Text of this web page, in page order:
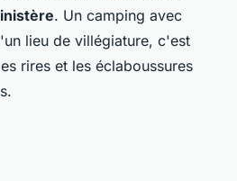
. Un camping avec
lieu de villégiature, c'est
rires et les éclaboussures